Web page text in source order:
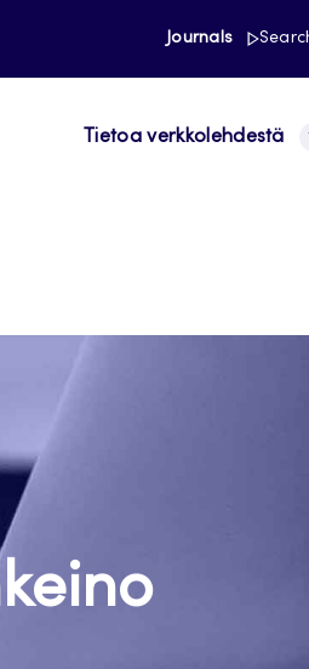
Journals
Tietoa verkkolehdestä